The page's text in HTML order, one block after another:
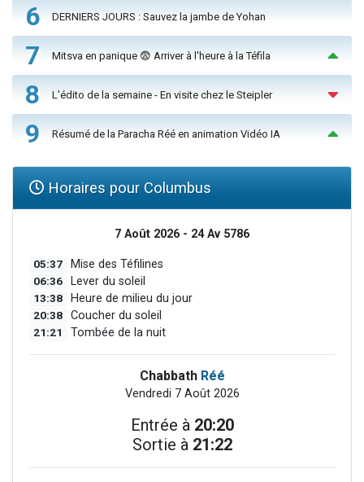
6 DERNIERS JOURS : Sauvez la jambe de Yohan
7 Mitsva en panique 😨 Arriver à l'heure à la Téfila
8 L'édito de la semaine - En visite chez le Steipler
9 Résumé de la Paracha Réé en animation Vidéo IA
Horaires pour Columbus
7 Août 2026 - 24 Av 5786
05:37 Mise des Téfilines
06:36 Lever du soleil
13:38 Heure de milieu du jour
20:38 Coucher du soleil
21:21 Tombée de la nuit
Chabbath Réé
Vendredi 7 Août 2026
Entrée à 20:20
Sortie à 21:22